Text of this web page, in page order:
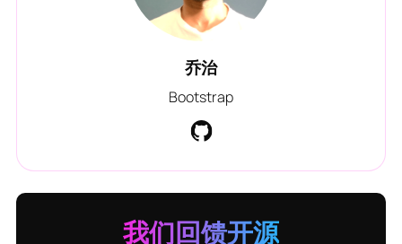
乔治
Bootstrap
我们回馈开源